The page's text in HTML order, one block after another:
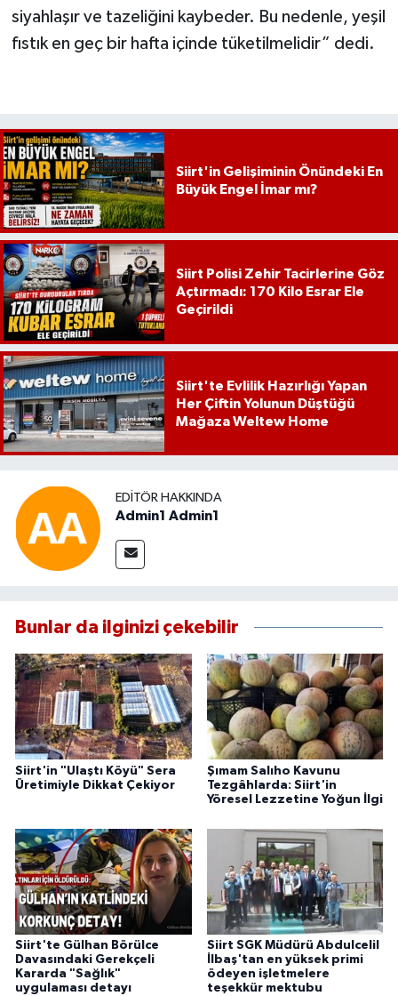
siyahlaşır ve tazeliğini kaybeder. Bu nedenle, yeşil
fıstık en geç bir hafta içinde tüketilmelidir” dedi.
Siirt'in Gelişiminin Önündeki En
Büyük Engel İmar mı?
Siirt Polisi Zehir Tacirlerine Göz
Açtırmadı: 170 Kilo Esrar Ele
Geçirildi
Siirt'te Evlilik Hazırlığı Yapan
Her Çiftin Yolunun Düştüğü
Mağaza Weltew Home
EDITÖR HAKKINDA
Admin1 Admin1
Bunlar da ilginizi çekebilir
Siirt'in "Ulaştı Köyü" Sera
Üretimiyle Dikkat Çekiyor
Şımam Salıho Kavunu
Tezgâhlarda: Siirt'in
Yöresel Lezzetine Yoğun İlgi
Siirt'te Gülhan Börülce
Davasındaki Gerekçeli
Kararda "Sağlık"
uygulaması detayı
Siirt SGK Müdürü Abdulcelil
İlbaş'tan en yüksek primi
ödeyen işletmelere
teşekkür mektubu